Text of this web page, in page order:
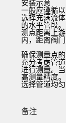
安装示意
一般应遵循以
选择充满流
的水平管段。
测点距离上
内，距离阀门
确保测量点的
充分考虑管
进行测量。
高测量精度。
选择管道均
备注